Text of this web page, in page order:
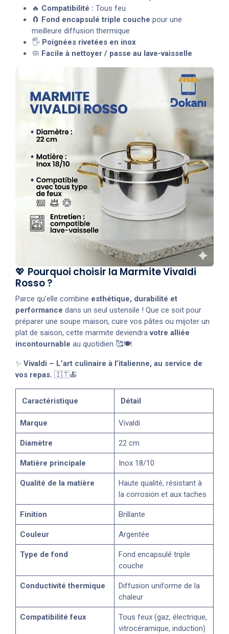
🔥 Compatibilité : Tous feu
🧲 Fond encapsulé triple couche pour une
meilleure diffusion thermique
🖐️ Poignées rivetées en inox
🧼 Facile à nettoyer / passe au lave-vaisselle
💖 Pourquoi choisir la Marmite Vivaldi
Rosso ?
Parce qu’elle combine esthétique, durabilité et
performance dans un seul ustensile ! Que ce soit pour
préparer une soupe maison, cuire vos pâtes ou mijoter un
plat de saison, cette marmite deviendravotre alliée
incontournable au quotidien 🥰🍽️.
✨ Vivaldi – L’art culinaire à l’italienne, au service de
vos repas. 🇮🇹🍝
Caractéristique Détail
Marque Vivaldi
Diamètre 22 cm
Matière principale Inox 18/10
Qualité de la matière
Haute qualité, résistant à
la corrosion et aux taches
Finition Brillante
Couleur Argentée
Type de fond
Fond encapsulé triple
couche
Conductivité thermique
Diffusion uniforme de la
chaleur
Compatibilité feux
Tous feux (gaz, électrique,
vitrocéramique, induction)